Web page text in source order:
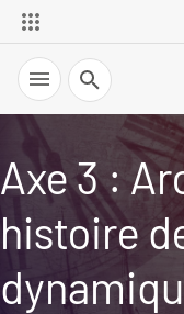
Recherche
Axe 3 :
histoire